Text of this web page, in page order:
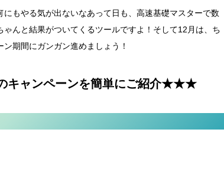
もやる気が出ないなあって日も、高速基礎マスターで数
んと結果がついてくるツールですよ！そして12月は、ち
期間にガンガン進めましょう！
キャンペーンを簡単にご紹介★★★